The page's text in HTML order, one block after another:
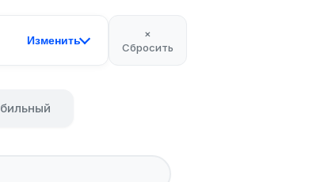
Изменить
×
Сбросить